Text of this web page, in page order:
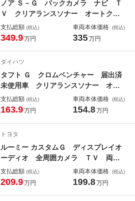
ノア Ｓ－Ｇ バックカメラ ナビ Ｔ
Ｖ クリアランスソナー オートクル
ーズコントロール レーンアシスト
衝突被害軽減システム 両側電動スラ
支払総額 (税込)
349.9万円
車両本体価格 (税込)
335万円
ダイハツ
タフト Ｇ クロムベンチャー 届出済
未使用車 クリアランスソナー オー
トクルーズコントロール レーンアシ
スト 衝突被害軽減システム オート
アイドリングストップ
支払総額 (税込)
163.9万円
車両本体価格 (税込)
154.8万円
トヨタ
ルーミー カスタムＧ ディスプレイオ
ーディオ 全周囲カメラ ＴＶ 両側
電動スライドドア クリアランスソナ
ー オートクルーズコントロール 衝
支払総額 (税込)
209.9万円
車両本体価格 (税込)
199.8万円